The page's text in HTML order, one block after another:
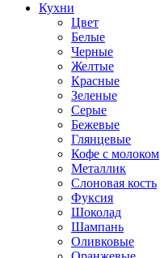
Кухни
Цвет
Белые
Черные
Желтые
Красные
Зеленые
Серые
Бежевые
Глянцевые
Кофе с молоком
Металлик
Слоновая кость
Фуксия
Шоколад
Шампань
Оливковые